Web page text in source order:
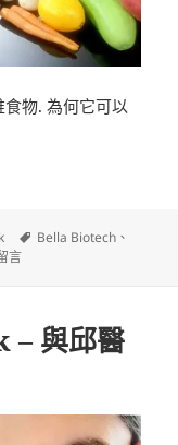
物. 為何它可以
師有約之瘦身 Easy
標
Bella Biotech 、
Beauty Talk – 與邱醫
言
與邱醫